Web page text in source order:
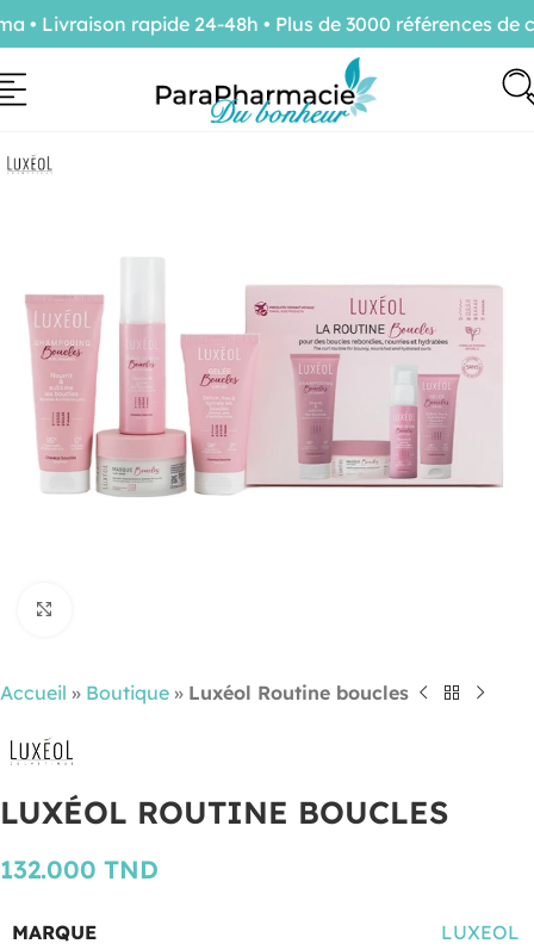
Accueil » Boutique » Luxéol Routine boucles
LUXÉOL ROUTINE BOUCLES
132.000 TND
MARQUE LUXEOL
Livraison rapide 24-48h • Plus de 3000 références de